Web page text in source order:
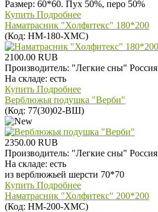
Размер: 60*60. Пух 50%, перо 50%
Купить Подробнее
Наматрасник "Холфитекс" 180*200
(Код: НМ-180-ХМС)
2100.00 RUB
Производитель: "Легкие сны" Россия
На складе: есть
Купить Подробнее
Верблюжья подушка "Верби"
(Код: 77(30)02-ВШ)
2350.00 RUB
Производитель: "Легкие сны" Россия
На складе: есть
из верблюжьей шерсти 70*70
Купить Подробнее
Наматрасник "Холфитекс" 200*200
(Код: НМ-200-ХМС)